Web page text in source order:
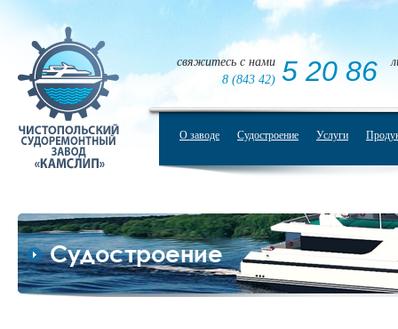
свяжитесь с нами 5 20 86
8 (843 42)
О заводе Судостроение Услуги
Судостроение